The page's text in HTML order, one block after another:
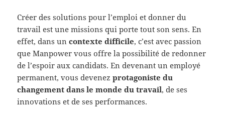
Créer des solutions pour l’emploi et donner du
travail est une missions qui porte tout son sens. En
effet, dans uncontexte difficile, c’est avec passion
que Manpower vous offre la possibilité de redonner
de l’espoir aux candidats. En devenant un employé
permanent, vous devenezprotagoniste du
changement dans le monde du travail, de ses
innovations et de ses performances.